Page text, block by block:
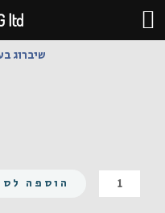
דילוג
לתוכן
שיברוג
כמות
של
הוספה
ltd